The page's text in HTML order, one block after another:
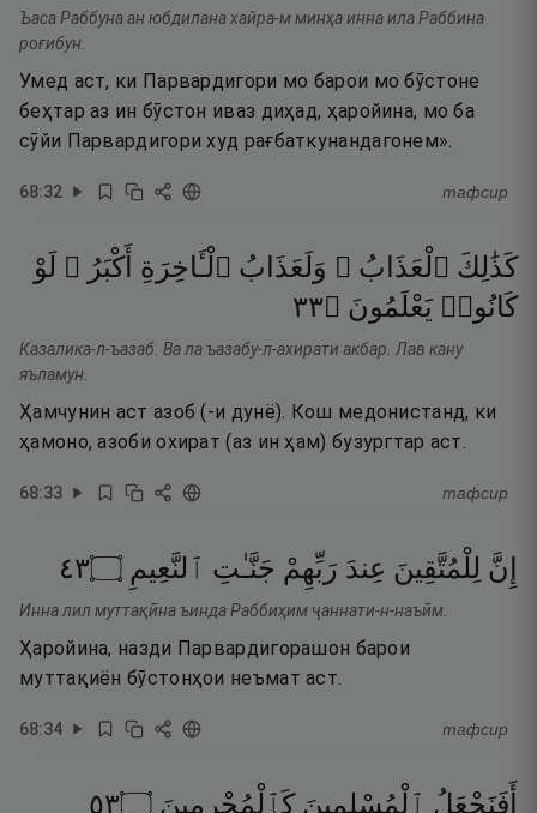
Ъаса Раббуна ан юбдилана хайра-м минҳа инна ила Раббина
роғибун.
Умед аст, ки Парвардигори мо барои мо бӯстоне
беҳтар аз ин бӯстон иваз диҳад, ҳаройина, мо ба
сӯйи Парвардигори худ рағбаткунандагонем».
68:32 тафсир
كَذَٰلِكَ ٱلْعَذَابُ ۖ وَلَعَذَابُ ٱلْـَٔاخِرَةِ أَكْبَرُ ۚ لَوْ
كَانُوا۟ يَعْلَمُونَ ۝٣٣
Казалика-л-ъазаб. Ва ла ъазабу-л-ахирати акбар. Лав кану
яъламун.
Ҳамчунин аст азоб (-и дунё). Кош медонистанд, ки
ҳамоно, азоби охират (аз ин ҳам) бузургтар аст.
68:33 тафсир
إِنَّ لِلْمُتَّقِينَ عِندَ رَبِّهِمْ جَنَّـٰتِ ٱلنَّعِيمِ ۝٣٤
Инна лил муттақӣна ъинда Раббиҳим ҷаннати-н-наъӣм.
Ҳаройина, назди Парвардигорашон барои
муттақиён бӯстонҳои неъмат аст.
68:34 тафсир
أَفَنَجْعَلُ ٱلْمُسْلِمِينَ كَٱلْمُجْرِمِينَ ۝٣٥